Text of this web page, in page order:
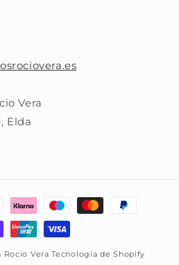
Vera
Elda
Vera Tecnología de Shopify